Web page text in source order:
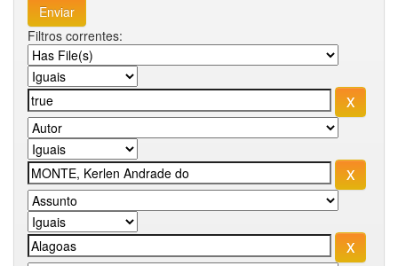
Filtros correntes: